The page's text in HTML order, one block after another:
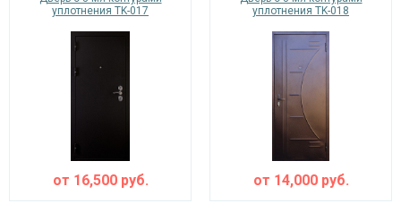
уплотнения TK-017
от 16,500руб.
уплотнения TK-018
от 14,000руб.